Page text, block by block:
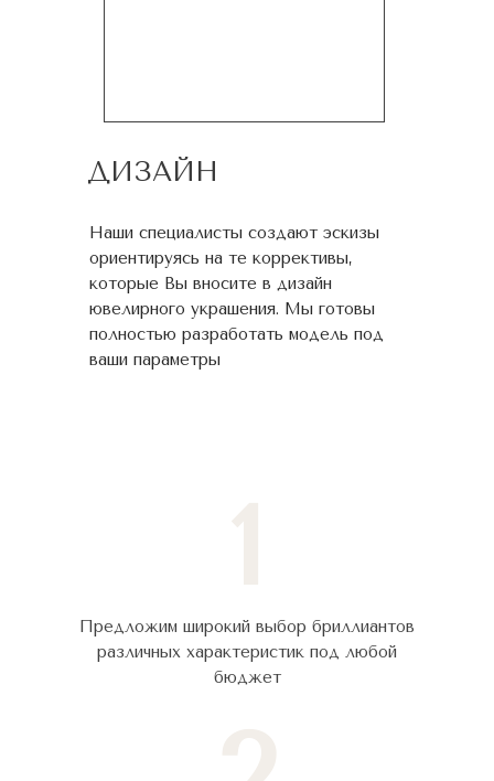
ДИЗАЙН
Наши специалисты создают эскизы
ориентируясь на те коррективы,
которые Вы вносите в дизайн
ювелирного украшения. Мы готовы
полностью разработать модель под
ваши параметры
Предложим широкий выбор бриллиантов
различных характеристик под любой
бюджет